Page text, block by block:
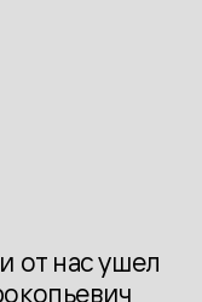
от нас ушел